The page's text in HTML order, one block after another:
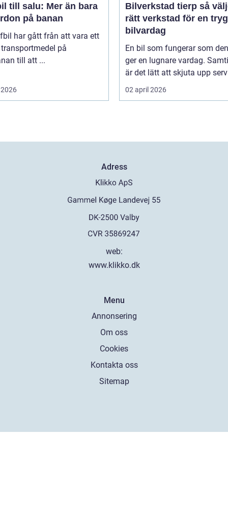
till salu: Mer än bara
på banan
har gått från att vara ett
på
till att ...
Bilverkstad tierp så väljer du
rätt verkstad för en
bilvardag
En bil som fungerar som
ger en lugnare vardag.
är det lätt att skjuta upp
02 april 2026
Adress
web:
www.klikko.dk
Menu
Annonsering
Om oss
Cookies
Kontakta oss
Sitemap